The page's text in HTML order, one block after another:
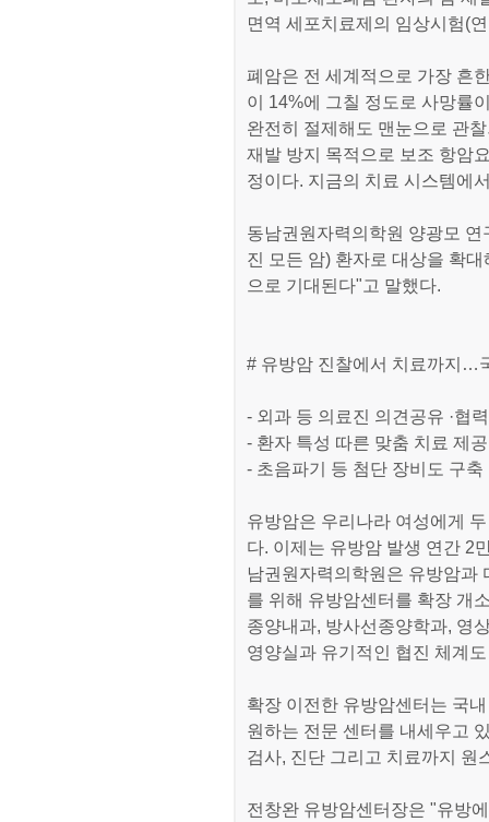
면역 세포치료제의 임상시험(
폐암은 전 세계적으로 가장 흔
이 14%에 그칠 정도로 사망률
완전히 절제해도 맨눈으로 관
재발 방지 목적으로 보조 항암
정이다. 지금의 치료 시스템에
동남권원자력의학원 양광모
진 모든 암) 환자로 대상을 확
으로 기대된다"고 말했다.
# 유방암 진찰에서 치료까지…
- 외과 등 의료진 의견공유 ·협력
- 환자 특성 따른 맞춤 치료 제공
- 초음파기 등 첨단 장비도 구축
유방암은 우리나라 여성에게
다. 이제는 유방암 발생 연간 2
남권원자력의학원은 유방암과
를 위해 유방암센터를 확장 개
종양내과, 방사선종양학과, 영
영양실과 유기적인 협진 체계
확장 이전한 유방암센터는 국
원하는 전문 센터를 내세우고
검사, 진단 그리고 치료까지 원
전창완 유방암센터장은 "유방